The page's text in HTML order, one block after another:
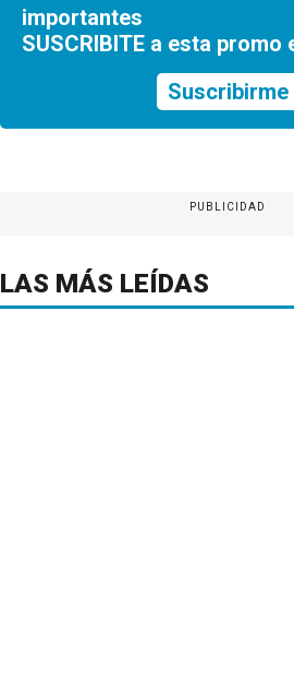
importantes
SUSCRIBITE a esta promo
Suscribirme
PUBLICIDAD
LAS MÁS LEÍDAS